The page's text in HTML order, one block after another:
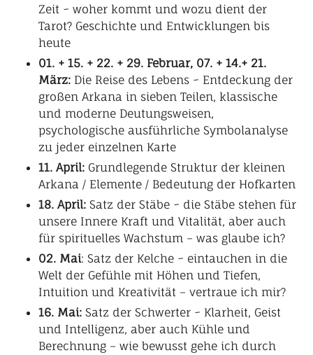
Zeit ~ woher kommt und wozu dient der
Tarot? Geschichte und Entwicklungen bis
heute
01. + 15. + 22. + 29. Februar, 07. + 14.+ 21.
März: Die Reise des Lebens ~ Entdeckung der
großen Arkana in sieben Teilen, klassische
und moderne Deutungsweisen,
psychologische ausführliche Symbolanalyse
zu jeder einzelnen Karte
11. April: Grundlegende Struktur der kleinen
Arkana / Elemente / Bedeutung der Hofkarten
18. April: Satz der Stäbe ~ die Stäbe stehen für
unsere Innere Kraft und Vitalität, aber auch
für spirituelles Wachstum – was glaube ich?
02. Mai: Satz der Kelche ~ eintauchen in die
Welt der Gefühle mit Höhen und Tiefen,
Intuition und Kreativität – vertraue ich mir?
16. Mai: Satz der Schwerter ~ Klarheit, Geist
und Intelligenz, aber auch Kühle und
Berechnung – wie bewusst gehe ich durch